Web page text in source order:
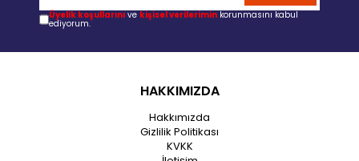
Üyelik koşullarını ve kişisel verilerimin korunmasını kabul
ediyorum.
HAKKIMIZDA
Hakkımızda
Gizlilik Politikası
KVKK